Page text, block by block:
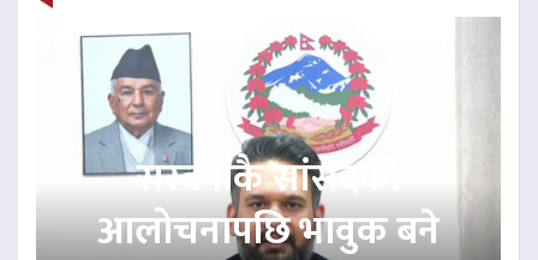
रास्वपाकै सांसदको
आलोचनापछि भावुक बने